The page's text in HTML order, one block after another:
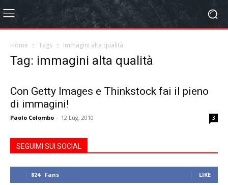
Home Tags Immagini alta qualità
Tag: immagini alta qualità
Con Getty Images e Thinkstock fai il pieno
di immagini!
Paolo Colombo - 12 Lug, 2010 3
SEGUIMI SUI SOCIAL
824 Fans LIKE